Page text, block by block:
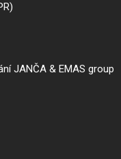
JANČA & EMAS group